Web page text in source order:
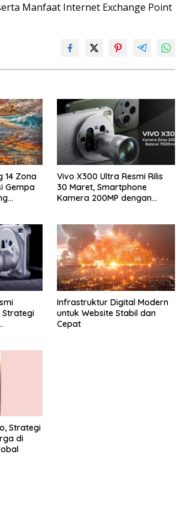
Manfaat Internet Exchange Point
14 Zona
Gempa
Vivo X300 Ultra Resmi Rilis
30 Maret, Smartphone
Kamera 200MP dengan
Strategi
Infrastruktur Digital Modern
untuk Website Stabil dan
Cepat
Strategi
di